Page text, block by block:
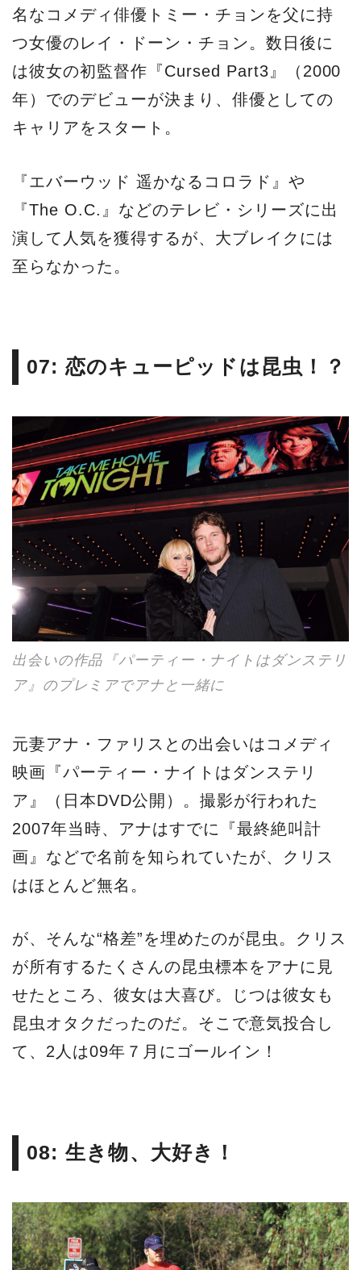
名なコメディ俳優トミー・チョンを父に持
つ女優のレイ・ドーン・チョン。数日後に
は彼女の初監督作『Cursed Part3』（2000
年）でのデビューが決まり、俳優としての
キャリアをスタート。
『エバーウッド 遥かなるコロラド』や
『The O.C.』などのテレビ・シリーズに出
演して人気を獲得するが、大ブレイクには
至らなかった。
07: 恋のキューピッドは昆虫！？
出会いの作品『パーティー・ナイトはダンステリ
ア』のプレミアでアナと一緒に
元妻アナ・ファリスとの出会いはコメディ
映画『パーティー・ナイトはダンステリ
ア』（日本DVD公開）。撮影が行われた
2007年当時、アナはすでに『最終絶叫計
画』などで名前を知られていたが、クリス
はほとんど無名。
が、そんな“格差”を埋めたのが昆虫。クリス
が所有するたくさんの昆虫標本をアナに見
せたところ、彼女は大喜び。じつは彼女も
昆虫オタクだったのだ。そこで意気投合し
て、2人は09年７月にゴールイン！
08: 生き物、大好き！